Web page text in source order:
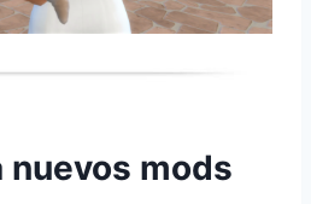
nuevos mods